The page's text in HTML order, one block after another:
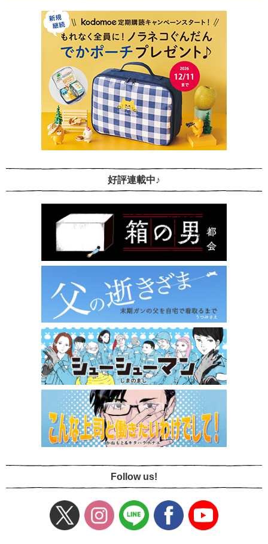
好評連載中♪
Follow us!